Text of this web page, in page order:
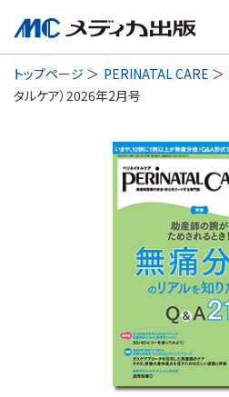
トップページ PERINATAL CARE
タルケア）2026年2月号